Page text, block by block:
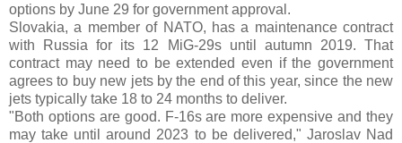
options by June 29 for government approval.
Slovakia, a member of NATO, has a maintenance contract
with Russia for its 12 MiG-29s until autumn 2019. That
contract may need to be extended even if the government
agrees to buy new jets by the end of this year, since the new
jets typically take 18 to 24 months to deliver.
"Both options are good. F-16s are more expensive and they
may take until around 2023 to be delivered," Jaroslav Nad